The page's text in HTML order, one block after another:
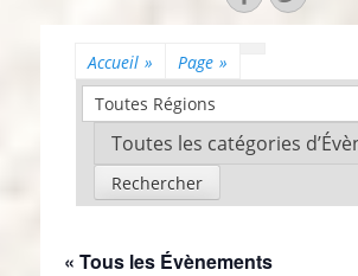
Accueil » Page »
Toutes Régions
« Tous les Évènements